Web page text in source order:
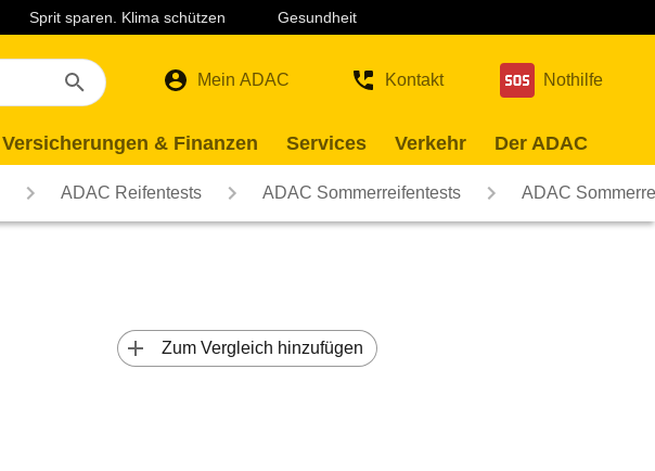
Sprit sparen. Klima schützen Gesundheit
Mein ADAC Kontakt Nothilfe
Versicherungen & Finanzen Services Verkehr Der ADAC
ADAC Reifentests ADAC Sommerreifentests ADAC
Zum Vergleich hinzufügen